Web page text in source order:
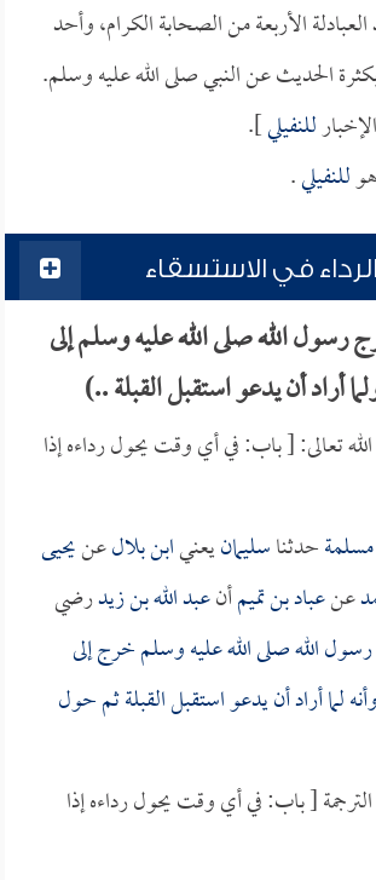
الأربعة من الصحابة الكرام، وأحد
الحديث عن النبي صلى الله عليه وسلم.
للنفيلي].
للنفيلي.
في الاستسقاء
الله صلى الله عليه وسلم إلى
أراد أن يدعو استقبل القبلة ..)
تعالى: [ باب: في أي وقت يحول رداءه إذا
حدثناسليمانيعنيابن بلالعنيحيى
عنعباد بن تميمأنعبد الله بن زيدرضي
الله صلى الله عليه وسلم خرج إلى
لما أراد أن يدعو استقبل القبلة ثم حول
[ باب: في أي وقت يحول رداءه إذا